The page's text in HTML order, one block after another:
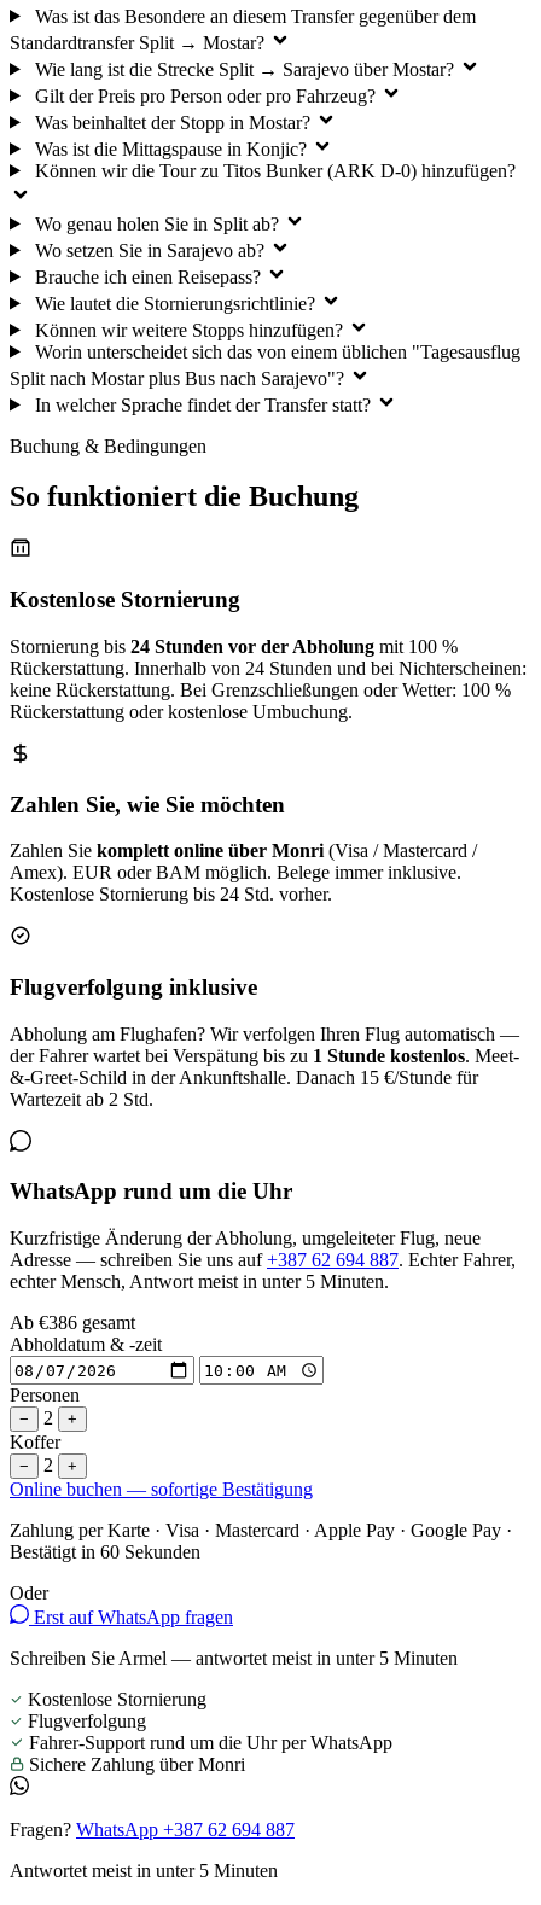
Was ist das Besondere an diesem Transfer gegenüber dem
Standardtransfer Split → Mostar?
Wie lang ist die Strecke Split → Sarajevo über Mostar?
Gilt der Preis pro Person oder pro Fahrzeug?
Was beinhaltet der Stopp in Mostar?
Was ist die Mittagspause in Konjic?
Können wir die Tour zu Titos Bunker (ARK D-0) hinzufügen?
Wo genau holen Sie in Split ab?
Wo setzen Sie in Sarajevo ab?
Brauche ich einen Reisepass?
Wie lautet die Stornierungsrichtlinie?
Können wir weitere Stopps hinzufügen?
Worin unterscheidet sich das von einem üblichen "Tagesausflug
Split nach Mostar plus Bus nach Sarajevo"?
In welcher Sprache findet der Transfer statt?
Buchung & Bedingungen
So funktioniert die Buchung
Kostenlose Stornierung
Stornierung bis 24 Stunden vor der Abholung mit 100 %
Rückerstattung. Innerhalb von 24 Stunden und bei Nichterscheinen:
keine Rückerstattung. Bei Grenzschließungen oder Wetter: 100 %
Rückerstattung oder kostenlose Umbuchung.
Zahlen Sie, wie Sie möchten
Zahlen Sie komplett online über Monri (Visa / Mastercard /
Amex). EUR oder BAM möglich. Belege immer inklusive.
Kostenlose Stornierung bis 24 Std. vorher.
Flugverfolgung inklusive
Abholung am Flughafen? Wir verfolgen Ihren Flug automatisch —
der Fahrer wartet bei Verspätung bis zu 1 Stunde kostenlos. Meet-
&-Greet-Schild in der Ankunftshalle. Danach 15 €/Stunde für
Wartezeit ab 2 Std.
WhatsApp rund um die Uhr
Kurzfristige Änderung der Abholung, umgeleiteter Flug, neue
Adresse — schreiben Sie uns auf+387 62 694 887. Echter Fahrer,
echter Mensch, Antwort meist in unter 5 Minuten.
Ab €386 gesamt
Abholdatum & -zeit
Personen
− 2 +
Koffer
− 2 +
Online buchen — sofortige Bestätigung
Zahlung per Karte · Visa · Mastercard · Apple Pay · Google Pay ·
Bestätigt in 60 Sekunden
Oder
Erst auf WhatsApp fragen
Schreiben Sie Armel — antwortet meist in unter 5 Minuten
Kostenlose Stornierung
Flugverfolgung
Fahrer-Support rund um die Uhr per WhatsApp
Sichere Zahlung über Monri
Fragen? WhatsApp +387 62 694 887
Antwortet meist in unter 5 Minuten